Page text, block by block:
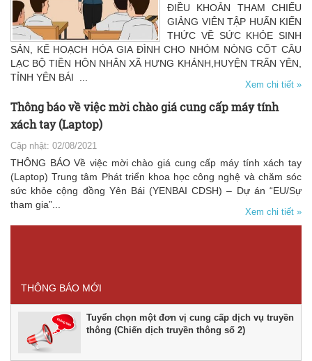
ĐIỀU KHOẢN THAM CHIẾU
GIẢNG VIÊN TẬP HUẤN KIẾN
THỨC VỀ SỨC KHỎE SINH
SẢN, KẾ HOẠCH HÓA GIA ĐÌNH CHO NHÓM NÒNG CỐT CÂU
LẠC BỘ TIỀN HÔN NHÂN XÃ HƯNG KHÁNH,HUYỆN TRẤN YÊN,
TỈNH YÊN BÁI ...
Xem chi tiết »
Thông báo về việc mời chào giá cung cấp máy tính
xách tay (Laptop)
Cập nhật: 02/08/2021
THÔNG BÁO Về việc mời chào giá cung cấp máy tính xách tay
(Laptop) Trung tâm Phát triển khoa học công nghệ và chăm sóc
sức khỏe cộng đồng Yên Bái (YENBAI CDSH) – Dự án “EU/Sự
tham gia”...
Xem chi tiết »
THÔNG BÁO MỚI
Tuyển chọn một đơn vị cung cấp dịch vụ truyền
thông (Chiến dịch truyền thông số 2)